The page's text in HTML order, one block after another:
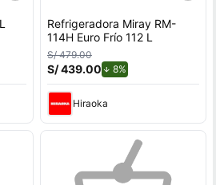
Refrigeradora Miray RM-
114H Euro Frío 112 L
S/ 479.00
S/ 439.00 8%de descuento.
Hiraoka